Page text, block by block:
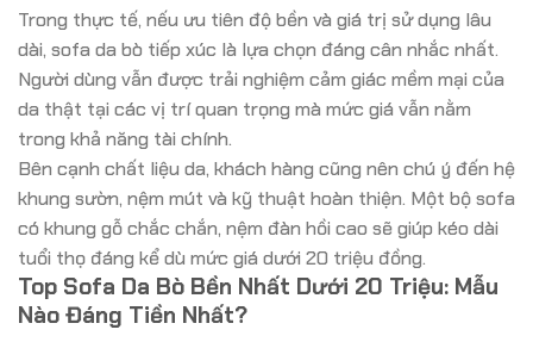
Trong thực tế, nếu ưu tiên độ bền và giá trị sử dụng lâu
dài, sofa da bò tiếp xúc là lựa chọn đáng cân nhắc nhất.
Người dùng vẫn được trải nghiệm cảm giác mềm mại của
da thật tại các vị trí quan trọng mà mức giá vẫn nằm
trong khả năng tài chính.
Bên cạnh chất liệu da, khách hàng cũng nên chú ý đến hệ
khung sườn, nệm mút và kỹ thuật hoàn thiện. Một bộ sofa
có khung gỗ chắc chắn, nệm đàn hồi cao sẽ giúp kéo dài
tuổi thọ đáng kể dù mức giá dưới 20 triệu đồng.
Top Sofa Da Bò Bền Nhất Dưới 20 Triệu: Mẫu
Nào Đáng Tiền Nhất?